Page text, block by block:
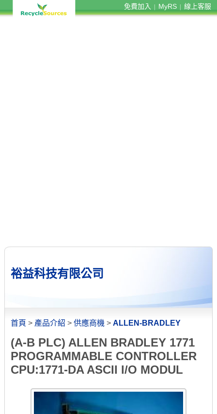
免費加入 MyRS 線上客服
裕益科技有限公司
首頁 > 產品介紹 > 供應商機 > ALLEN-BRADLEY
(A-B PLC) ALLEN BRADLEY 1771
PROGRAMMABLE CONTROLLER
CPU:1771-DA ASCII I/O MODUL